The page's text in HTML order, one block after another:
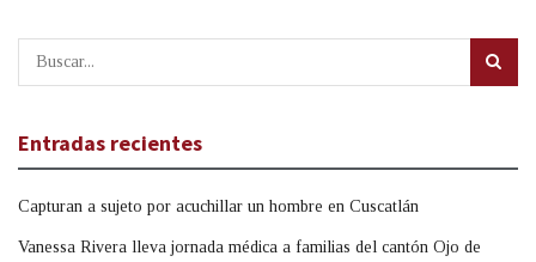
Entradas recientes
Capturan a sujeto por acuchillar un hombre en Cuscatlán
Vanessa Rivera lleva jornada médica a familias del cantón Ojo de